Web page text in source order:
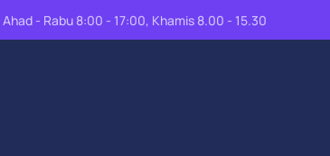
Ahad - Rabu 8:00 - 17:00, Khamis 8.00 - 15.30